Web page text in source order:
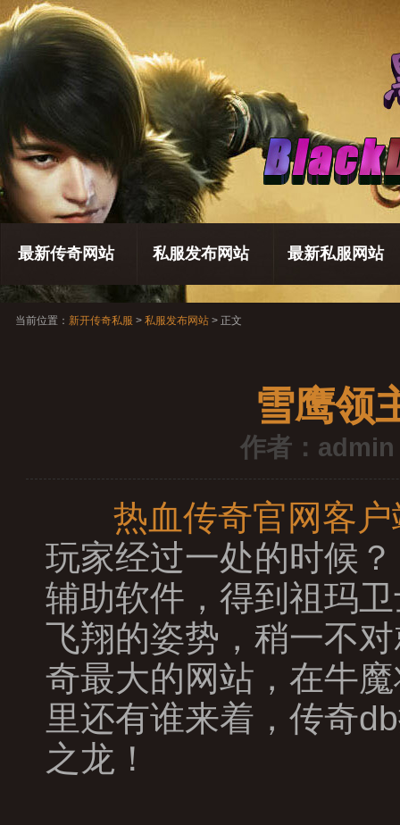
最新传奇网站 私服发布网站 最新私服网站
当前位置： 新开传奇私服 > 私服发布网站 > 正文
雪鹰领
作者：admin
热血传奇官网客户
玩家经过一处的时候
辅助软件，得到祖玛
飞翔的姿势，稍一不
奇最大的网站，在牛
里还有谁来着，传奇
之龙！